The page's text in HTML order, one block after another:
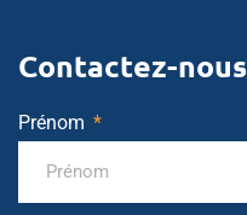
Contactez-nous
Prénom